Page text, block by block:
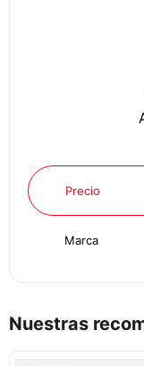
Precio
Marca
Nuestras